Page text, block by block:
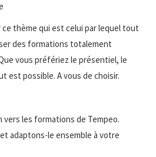
ce thème qui est celui par lequel tout
des formations totalement
vous préfériez le présentiel, le
est possible. A vous de choisir.
vers les formations de Tempeo.
adaptons-le ensemble à votre